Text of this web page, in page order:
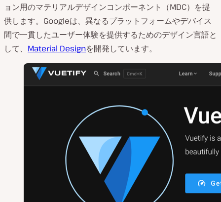
ョン用のマテリアルデザインコンポーネント（MDC）を提
供します。Googleは、異なるプラットフォームやデバイス
間で一貫したユーザー体験を提供するためのデザイン言語と
して、 Material Designを開発しています。